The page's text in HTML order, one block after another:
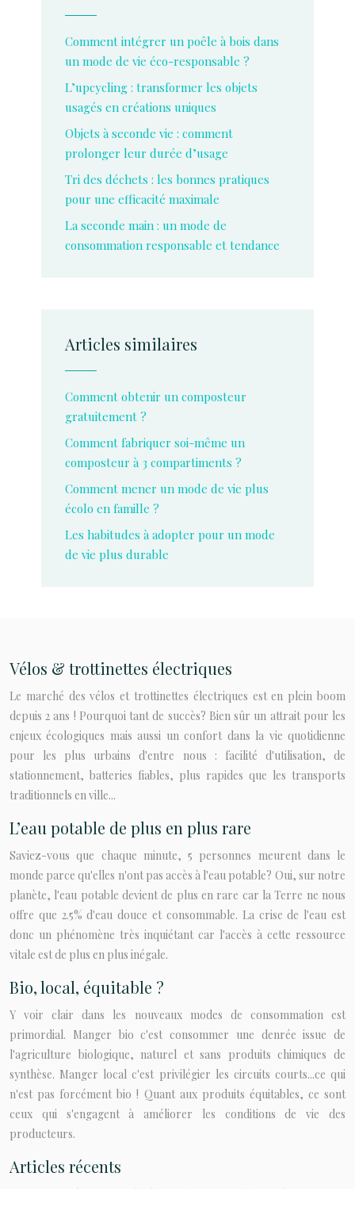
Comment intégrer un poêle à bois dans
un mode de vie éco-responsable ?
L’upcycling : transformer les objets
usagés en créations uniques
Objets à seconde vie : comment
prolonger leur durée d’usage
Tri des déchets : les bonnes pratiques
pour une efficacité maximale
La seconde main : un mode de
consommation responsable et tendance
Articles similaires
Comment obtenir un composteur
gratuitement ?
Comment fabriquer soi-même un
composteur à 3 compartiments ?
Comment mener un mode de vie plus
écolo en famille ?
Les habitudes à adopter pour un mode
de vie plus durable
Vélos & trottinettes électriques
Le marché des vélos et trottinettes électriques est en plein boom
depuis 2 ans ! Pourquoi tant de succès? Bien sûr un attrait pour les
enjeux écologiques mais aussi un confort dans la vie quotidienne
pour les plus urbains d'entre nous : facilité d'utilisation, de
stationnement, batteries fiables, plus rapides que les transports
traditionnels en ville...
L’eau potable de plus en plus rare
Saviez-vous que chaque minute, 5 personnes meurent dans le
monde parce qu'elles n'ont pas accès à l'eau potable? Oui, sur notre
planète, l'eau potable devient de plus en rare car la Terre ne nous
offre que 2.5% d'eau douce et consommable. La crise de l'eau est
donc un phénomène très inquiétant car l'accès à cette ressource
vitale est de plus en plus inégale.
Bio, local, équitable ?
Y voir clair dans les nouveaux modes de consommation est
primordial. Manger bio c'est consommer une denrée issue de
l'agriculture biologique, naturel et sans produits chimiques de
synthèse. Manger local c'est privilégier les circuits courts...ce qui
n'est pas forcément bio ! Quant aux produits équitables, ce sont
ceux qui s'engagent à améliorer les conditions de vie des
producteurs.
Articles récents
Comment intégrer un poêle à bois dans un mode de vie éco-